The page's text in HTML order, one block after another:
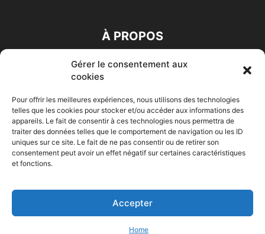
Gérer le consentement aux
cookies
Pour offrir les meilleures expériences, nous utilisons des technologies
telles que les cookies pour stocker et/ou accéder aux informations des
appareils. Le fait de consentir à ces technologies nous permettra de
traiter des données telles que le comportement de navigation ou les ID
uniques sur ce site. Le fait de ne pas consentir ou de retirer son
consentement peut avoir un effet négatif sur certaines caractéristiques
et fonctions.
Accepter
Home
À PROPOS
SUIVEZ NOUS
Accueil Economie Entreprises Entrepreneur Afrique
HIGH-TECH Auto-Moto
© Challenges.tn By AAKOM.DIGITAL